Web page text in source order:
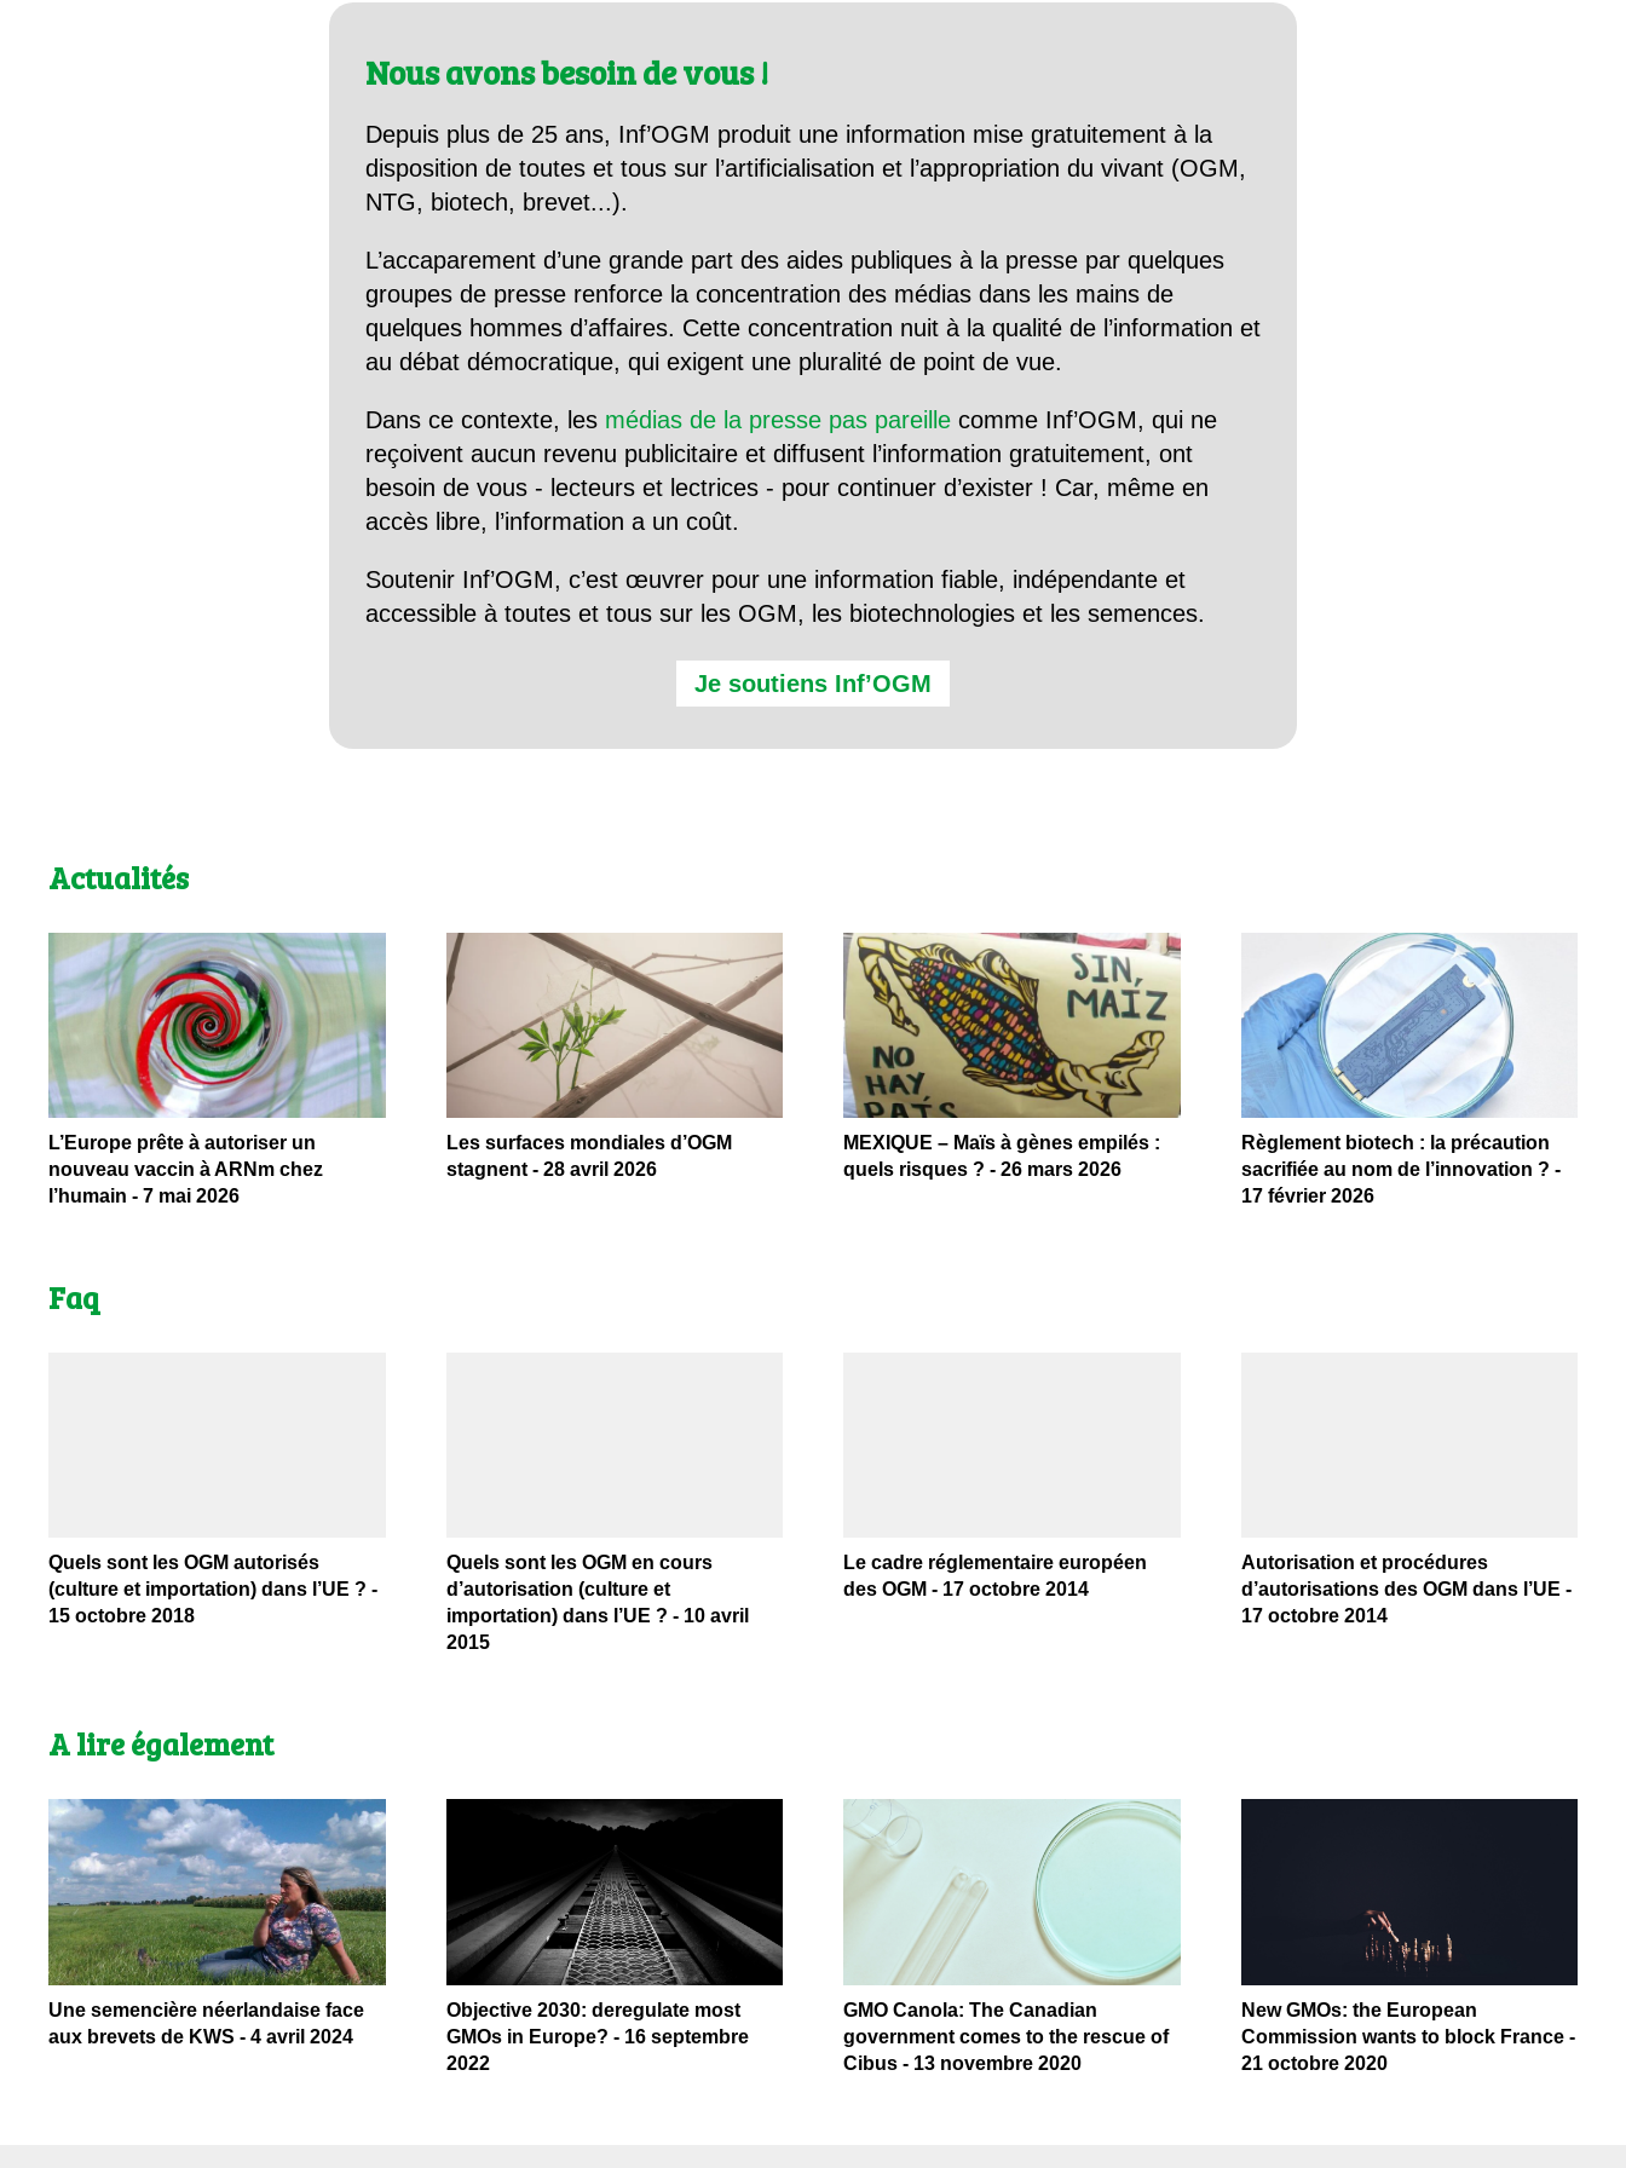
Nous avons besoin de vous !
Depuis plus de 25 ans, Inf’OGM produit une information mise gratuitement à la
disposition de toutes et tous sur l’artificialisation et l’appropriation du vivant (OGM,
NTG, biotech, brevet...).
L’accaparement d’une grande part des aides publiques à la presse par quelques
groupes de presse renforce la concentration des médias dans les mains de
quelques hommes d’affaires. Cette concentration nuit à la qualité de l’information et
au débat démocratique, qui exigent une pluralité de point de vue.
Dans ce contexte, les médias de la presse pas pareille comme Inf’OGM, qui ne
reçoivent aucun revenu publicitaire et diffusent l’information gratuitement, ont
besoin de vous - lecteurs et lectrices - pour continuer d’exister ! Car, même en
accès libre, l’information a un coût.
Soutenir Inf’OGM, c’est œuvrer pour une information fiable, indépendante et
accessible à toutes et tous sur les OGM, les biotechnologies et les semences.
Je soutiens Inf’OGM
Actualités
L’Europe prête à autoriser un
nouveau vaccin à ARNm chez
l’humain - 7 mai 2026
Les surfaces mondiales d’OGM
stagnent - 28 avril 2026
MEXIQUE – Maïs à gènes empilés :
quels risques ? - 26 mars 2026
Règlement biotech : la précaution
sacrifiée au nom de l’innovation ? -
17 février 2026
Faq
Quels sont les OGM autorisés
(culture et importation) dans l’UE ? -
15 octobre 2018
Quels sont les OGM en cours
d’autorisation (culture et
importation) dans l’UE ? - 10 avril
2015
Le cadre réglementaire européen
des OGM - 17 octobre 2014
Autorisation et procédures
d’autorisations des OGM dans l’UE -
17 octobre 2014
A lire également
Une semencière néerlandaise face
aux brevets de KWS - 4 avril 2024
Objective 2030: deregulate most
GMOs in Europe? - 16 septembre
2022
GMO Canola: The Canadian
government comes to the rescue of
Cibus - 13 novembre 2020
New GMOs: the European
Commission wants to block France -
21 octobre 2020